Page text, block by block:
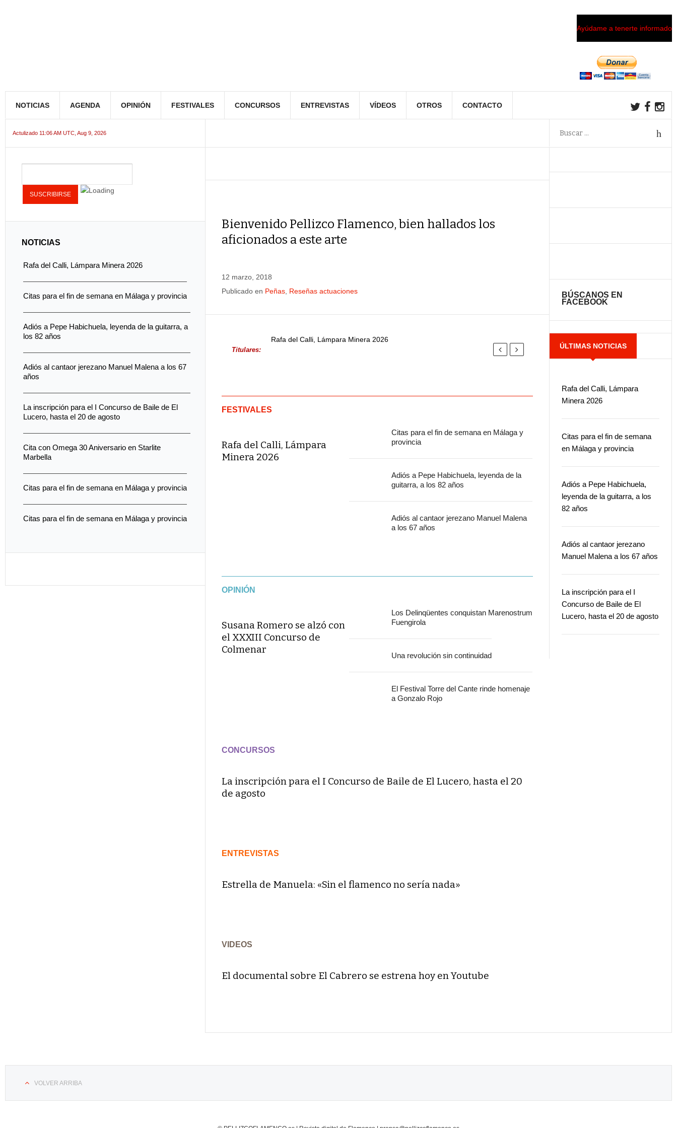
Ayúdame a tenerte informado
NOTICIAS AGENDA OPINIÓN FESTIVALES CONCURSOS ENTREVISTAS VÍDEOS OTROS CONTACTO
Actulizado 11:06 AM UTC, Aug 9, 2026
Bienvenido Pellizco Flamenco, bien hallados los
aficionados a este arte
12 marzo, 2018
Publicado en Peñas Reseñas actuaciones
Titulares:
Rafa del Calli, Lámpara Minera 2026
FESTIVALES
Rafa del Calli, Lámpara
Minera 2026
Citas para el fin de semana en Málaga y
provincia
Adiós a Pepe Habichuela, leyenda de la
guitarra, a los 82 años
Adiós al cantaor jerezano Manuel Malena
a los 67 años
OPINIÓN
Susana Romero se alzó con
el XXXIII Concurso de
Colmenar
Los Delinqüentes conquistan Marenostrum
Fuengirola
Una revolución sin continuidad
El Festival Torre del Cante rinde homenaje
a Gonzalo Rojo
CONCURSOS
La inscripción para el I Concurso de Baile de El Lucero, hasta el 20
de agosto
ENTREVISTAS
Estrella de Manuela: «Sin el flamenco no sería nada»
VIDEOS
El documental sobre El Cabrero se estrena hoy en Youtube
BÚSCANOS EN
FACEBOOK
ÚLTIMAS NOTICIAS
Rafa del Calli, Lámpara
Minera 2026
Citas para el fin de semana
en Málaga y provincia
Adiós a Pepe Habichuela,
leyenda de la guitarra, a los
82 años
Adiós al cantaor jerezano
Manuel Malena a los 67 años
La inscripción para el I
Concurso de Baile de El
Lucero, hasta el 20 de agosto
NOTICIAS
Rafa del Calli, Lámpara Minera 2026
Citas para el fin de semana en Málaga y provincia
Adiós a Pepe Habichuela, leyenda de la guitarra, a
los 82 años
Adiós al cantaor jerezano Manuel Malena a los 67
años
La inscripción para el I Concurso de Baile de El
Lucero, hasta el 20 de agosto
Cita con Omega 30 Aniversario en Starlite
Marbella
Citas para el fin de semana en Málaga y provincia
Citas para el fin de semana en Málaga y provincia
VOLVER ARRIBA